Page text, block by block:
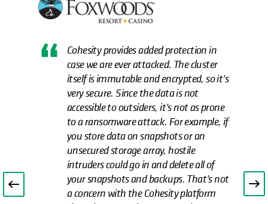
There were many different levers to scale
what we had—adding resources, VMs,
capacity—but it was all overly
complicated and someone would have
to constantly tweak it. If we weren’t
going to grow, our current solution
would work for backups, but not
restores. We knew there were better,
more modern solutions on the market
for consolidating, simplifying, and
scaling data management.”